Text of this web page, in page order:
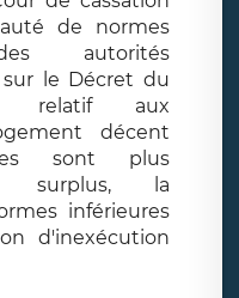
de normes
autorités
sur le Décret du
relatif aux
décent
sont plus
surplus, la
inférieures
d'inexécution